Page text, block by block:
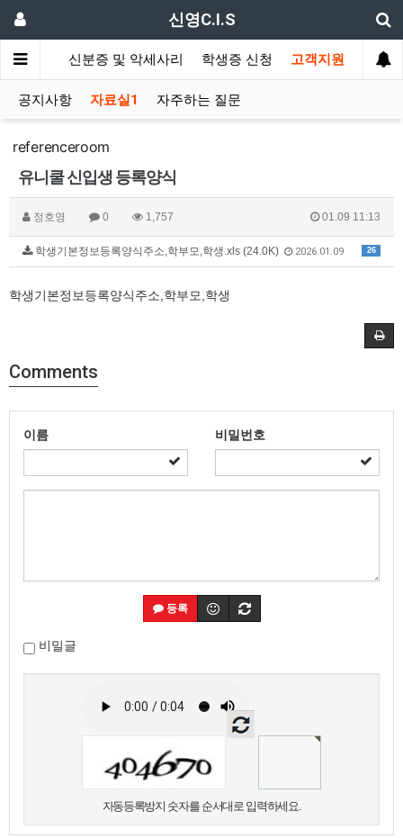
신영C.I.S
발급기 신분증 및 악세사리 학생증 신청 고객지원
공지사항 자료실1 자주하는 질문
referenceroom
유니쿨 신입생 등록양식
정호영 0 1,757 01.09 11:13
26
학생기본정보등록양식주소,학부모,학생.xls (24.0K) 2026.01.09
학생기본정보등록양식주소,학부모,학생
Comments
이름 비밀번호
등록
비밀글
자동등록방지 숫자를 순서대로 입력하세요.